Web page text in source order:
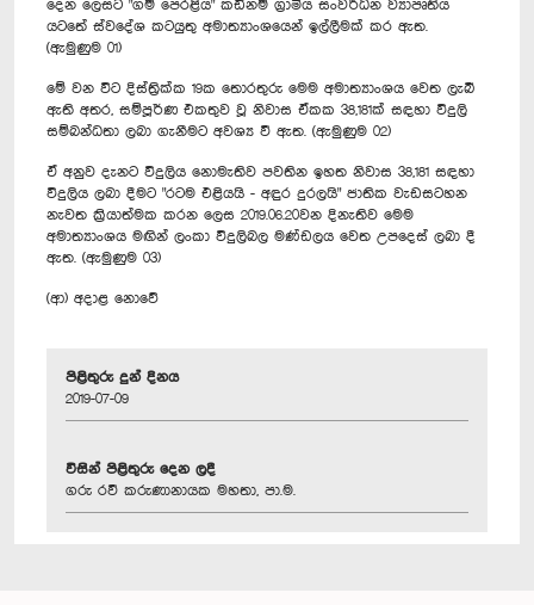
දෙන ලෙසට "ගම් පෙරළිය" කඩිනම් ග්‍රාමීය සංවර්ධන ව්‍යාපෘතිය
යටතේ ස්වදේශ කටයුතු අමාත්‍යාංශයෙන් ඉල්ලීමක් කර ඇත.
(ඇමුණුම 01)
මේ වන විට දිස්ත්‍රික්ක 19ක තොරතුරු මෙම අමාත්‍යාංශය වෙත ලැබී
ඇති අතර, සම්පූර්ණ එකතුව වූ නිවාස ඒකක 38,181ක් සඳහා විදුලි
සම්බන්ධතා ලබා ගැනීමට අවශ්‍ය වී ඇත. (ඇමුණුම 02)
ඒ අනුව දැනට විදුලිය නොමැතිව පවතින ඉහත නිවාස 38,181 සඳහා
විදුලිය ලබා දීමට "රටම එළියයි - අඳුර දුරලයි" ජාතික වැඩසටහන
නැවත ක්‍රියාත්මක කරන ලෙස 2019.06.20වන දිනැතිව මෙම
අමාත්‍යාංශය මඟින් ලංකා විදුලිබල මණ්ඩලය වෙත උපදෙස් ලබා දී
ඇත. (ඇමුණුම 03)
(ආ) අදාළ නොවේ
පිළිතුරු දුන් දිනය
2019-07-09
විසින් පිළිතුරු දෙන ලදී
ගරු රවී කරුණානායක මහතා, පා.ම.